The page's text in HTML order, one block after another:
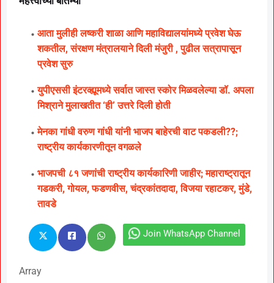
आता मुलीही लष्करी शाळा आणि महाविद्यालयांमध्ये प्रवेश घेऊ
शकतील, संरक्षण मंत्रालयाने दिली मंजुरी , पुढील सत्रापासून
प्रवेश सुरु
युपीएससी इंटरव्ह्यूमध्ये सर्वात जास्त स्कोर मिळवलेल्या डॉ. अपला
मिश्राने मुलाखतीत ‘ही’ उत्तरे दिली होती
मेनका गांधी वरुण गांधी यांनी भाजप बाहेरची वाट पकडली??;
राष्ट्रीय कार्यकारणीतून वगळले
भाजपची ८१ जणांची राष्ट्रीय कार्यकारिणी जाहीर; महाराष्ट्रातून
गडकरी, गोयल, फडणवीस, चंद्रकांतदादा, विजया रहाटकर, मुंडे,
तावडे
Join WhatsApp Channel
Array